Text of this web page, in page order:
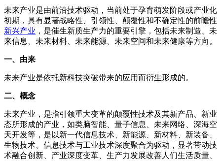
未来产业是由前沿技术驱动，当前处于孕育萌发阶段或产业化
初期，具有显著战略性、引领性、颠覆性和不确定性的前瞻性
新兴产业 ，是催生新质生产力的重要引擎，包括未来制造、未
来信息、未来材料、未来能源、未来空间和未来健康等方向。
一、由来
未来产业是依托新科技突破带来的应用而衍生形成的。
二、概念
未来产业，是指引领重大变革的颠覆性技术及其新产品、新业
态所形成的产业，如类脑智能、量子信息、未来网络、深海空
天开发等，是以新一代信息技术、新能源、新材料、新装备、
生物技术、信息技术与工业技术深度聚合为驱动，显著带动技
术融合创新、产业深度变革、生产力发展改善人们生活质量、